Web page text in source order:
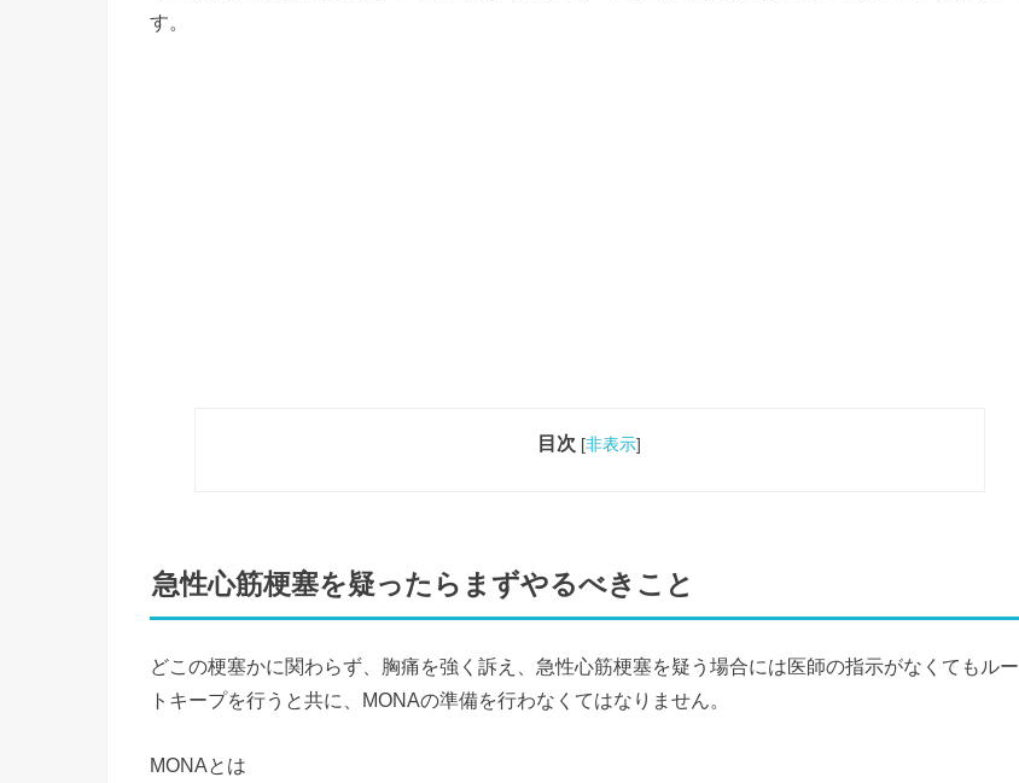
す。
目次 [非表示]
急性心筋梗塞を疑ったらまずやるべきこと
どこの梗塞かに関わらず、胸痛を強く訴え、急性心筋梗塞を疑う場合には医師の指示がなくてもルー
トキープを行うと共に、MONAの準備を行わなくてはなりません。
MONAとは